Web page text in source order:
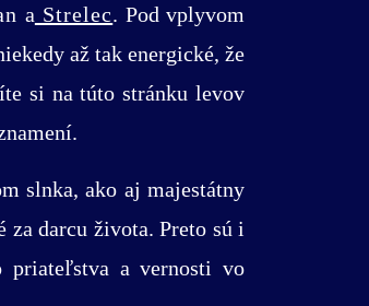
a Strelec. Pod vplyvom
až tak energické, že
si na túto stránku levov
slnka, ako aj majestátny
za darcu života. Preto sú i
priateľstva a vernosti vo